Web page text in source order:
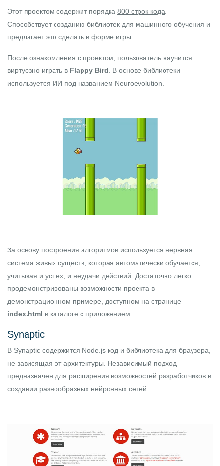
Этот проектом содержит порядка 800 строк кода
Способствует созданию библиотек для машинного обучения и
предлагает это сделать в форме игры.
После ознакомления с проектом, пользователь научится
виртуозно играть в Flappy Bird . В основе библиотеки
используется ИИ под названием Neuroevolution
За основу построения алгоритмов используется нервная
система живых существ, которая автоматически обучается,
учитывая и успех, и неудачи действий. Достаточно легко
продемонстрированы возможности проекта в
демонстрационном примере, доступном на странице
index.html в каталоге с приложением.
Synaptic
В Synaptic содержится Node.js код и библиотека для браузера,
не зависящая от архитектуры. Независимый подход
предназначен для расширения возможностей разработчиков в
создании разнообразных нейронных сетей.